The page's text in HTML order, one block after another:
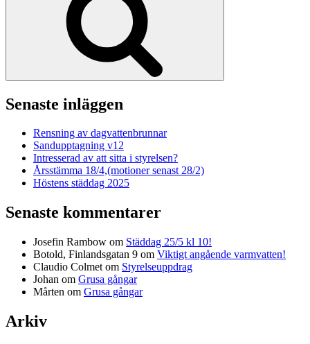
Senaste inläggen
Rensning av dagvattenbrunnar
Sandupptagning v12
Intresserad av att sitta i styrelsen?
Årsstämma 18/4,(motioner senast 28/2)
Höstens städdag 2025
Senaste kommentarer
Josefin Rambow om Städdag 25/5 kl 10!
Botold, Finlandsgatan 9 om Viktigt angående varmvatten!
Claudio Colmet om Styrelseuppdrag
Johan om Grusa gångar
Mårten om Grusa gångar
Arkiv